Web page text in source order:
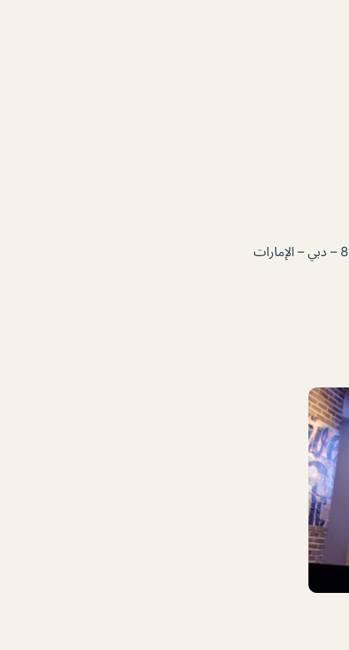
Le Méridien Dubai Hotel & Conference Centre, Ground Floor – د89 – دبي – الإمارات